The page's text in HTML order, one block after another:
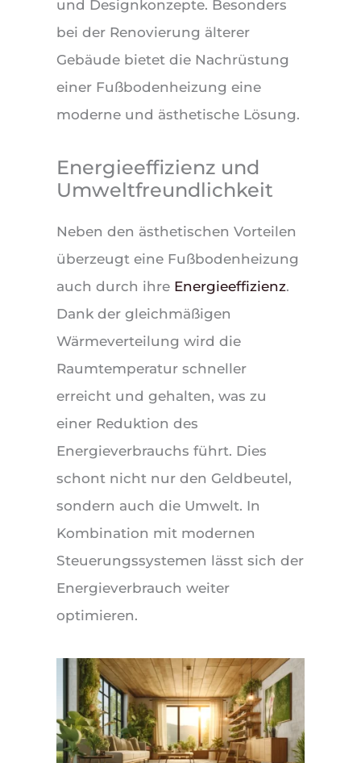
und Designkonzepte. Besonders
bei der Renovierung älterer
Gebäude bietet die Nachrüstung
einer Fußbodenheizung eine
moderne und ästhetische Lösung.
Energieeffizienz und
Umweltfreundlichkeit
Neben den ästhetischen Vorteilen
überzeugt eine Fußbodenheizung
auch durch ihre Energieeffizienz.
Dank der gleichmäßigen
Wärmeverteilung wird die
Raumtemperatur schneller
erreicht und gehalten, was zu
einer Reduktion des
Energieverbrauchs führt. Dies
schont nicht nur den Geldbeutel,
sondern auch die Umwelt. In
Kombination mit modernen
Steuerungssystemen lässt sich der
Energieverbrauch weiter
optimieren.